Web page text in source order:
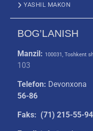
YASHIL MAKON
BOG’LANISH
Manzil: 100031, Toshkent
103
Telefon: Devonxona
56-86
Faks: (71) 215-55-94